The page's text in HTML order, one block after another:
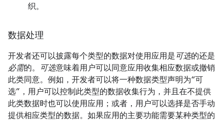
织。
数据处理
开发者还可以披露每个类型的数据对使用应用是 可选的还是
必需的。 可选意味着用户可以同意应用收集相应数据或撤销
此类同意。例如，开发者可以将一种数据类型声明为“可
选”，用户可以控制此类型的数据收集行为，并且在不提供
此类数据时也可以使用应用；或者，用户可以选择是否手动
提供相应类型的数据。如果应用的主要功能需要某种类型的